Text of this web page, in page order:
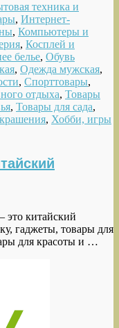
техника и
, Интернет-
, Компьютеры и
, Косплей и
белье, Обувь
, Одежда мужская,
, Спорттовары,
отдыха, Товары
, Товары для сада,
, Хобби, игры
китайский
гаджеты, товары для
для красоты и …